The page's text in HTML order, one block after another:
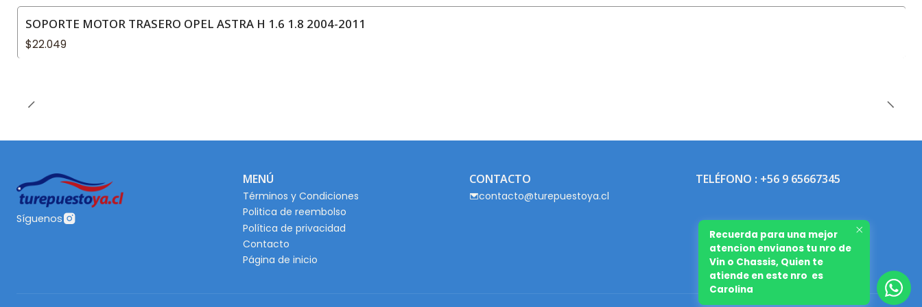
SOPORTE MOTOR TRASERO OPEL ASTRA H 1.6 1.8 2004-2011
$22.049
Síguenos
MENÚ
Términos y Condiciones
Politica de reembolso
Política de privacidad
Contacto
Página de inicio
CONTACTO
contacto@turepuestoya.cl
TELÉFONO : +56 9 65667345
Recuerda para una mejor
atencion envianos tu nro de
Vin o Chassis, Quien te
atiende en este nro es
Carolina